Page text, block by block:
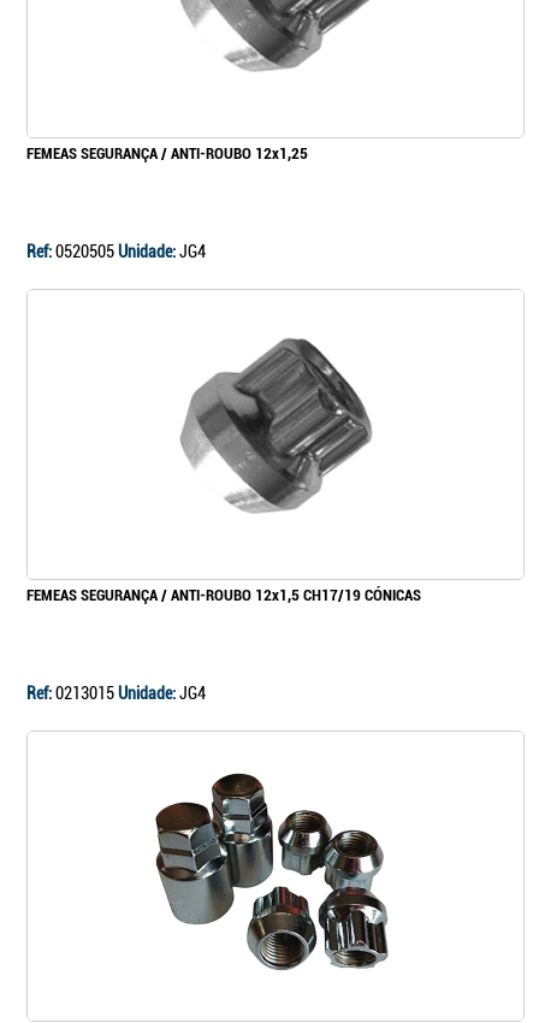
FEMEAS SEGURANÇA / ANTI-ROUBO 12x1,25
Ref:0520505Unidade:JG4
FEMEAS SEGURANÇA / ANTI-ROUBO 12x1,5 CH17/19 CÓNICAS
Ref:0213015Unidade:JG4